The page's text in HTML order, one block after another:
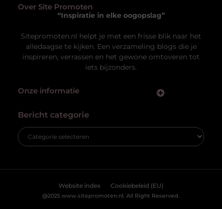
Uw privacy is voor ons van
groot belang.
Om u de best mogelijke ervaring te bieden, maken wij gebruik van
advertenties beter afstemmen op uw voorkeuren. Lees ons
alleen hun slagkracht, maar versterken ook hun
professionele uitstraling. The Square Mile is dé partner
razendsnel opstapelen. Modecollecties wisselen sneller
dan ooit, retourstromen nemen toe en voorraadbeheer
wordt steeds complexer. Wat doet u met die